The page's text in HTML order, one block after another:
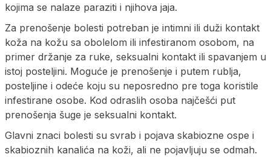
kojima se nalaze paraziti i njihova jaja.
Za prenošenje bolesti potreban je intimni ili duži kontakt
koža na kožu sa obolelom ili infestiranom osobom, na
primer držanje za ruke, seksualni kontakt ili spavanjem u
istoj posteljini. Moguće je prenošenje i putem rublja,
posteljine i odeće koju su neposredno pre toga koristile
infestirane osobe. Kod odraslih osoba najčešći put
prenošenja šuge je seksualni kontakt.
Glavni znaci bolesti su svrab i pojava skabiozne ospe i
skabioznih kanalića na koži, ali ne pojavljuju se odmah.